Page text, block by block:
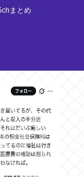
まとめ